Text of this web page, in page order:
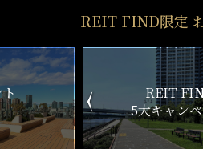
REIT FIND限定
ン
リアルタ
更新一覧チ